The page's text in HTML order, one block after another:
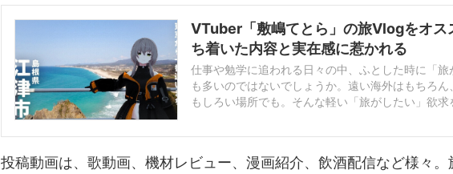
VTuber「敷嶋てとら」の旅Vlogをオ
ち着いた内容と実在感に惹かれる
仕事や勉学に追われる日々の中、ふとした時に「旅
も多いのではないでしょうか。遠い海外はもちろ
もしろい場所でも。そんな軽い「旅がしたい」欲求
くれるのが旅動画。YouTubeにはこの手のジャン
投稿動画は、歌動画、機材レビュー、漫画紹介、飲酒配信など様々。